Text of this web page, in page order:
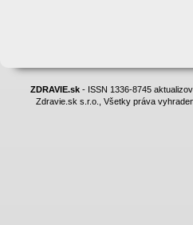
ZDRAVIE.sk- ISSN 1336-8745
Zdravie.sk s.r.o., Všetky práva